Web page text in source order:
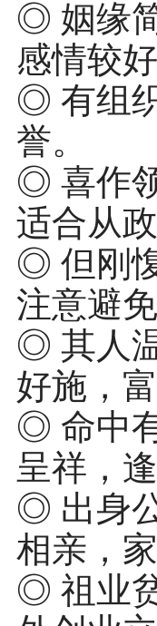
◎ 姻缘
感情较
◎ 有组
誉。
◎ 喜作
适合从
◎ 但刚
注意避
◎ 其人
好施，
◎ 命中
呈祥，
◎ 出身
相亲，
◎ 祖业